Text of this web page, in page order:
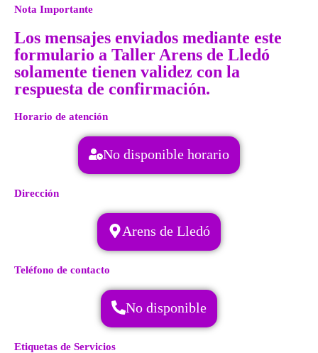
Nota Importante
Los mensajes enviados mediante este
formulario a Taller Arens de Lledó
solamente tienen validez con la
respuesta de confirmación.
Horario de atención
No disponible horario
Dirección
Arens de Lledó
Teléfono de contacto
No disponible
Etiquetas de Servicios